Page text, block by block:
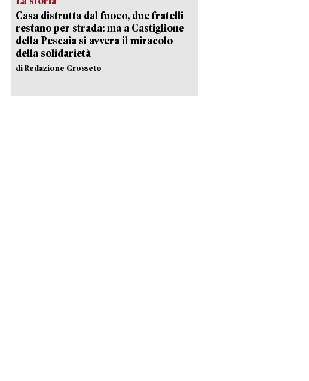
Casa distrutta dal fuoco, due fratelli
restano per strada: ma a Castiglione
della Pescaia si avvera il miracolo
della solidarietà
di Redazione Grosseto